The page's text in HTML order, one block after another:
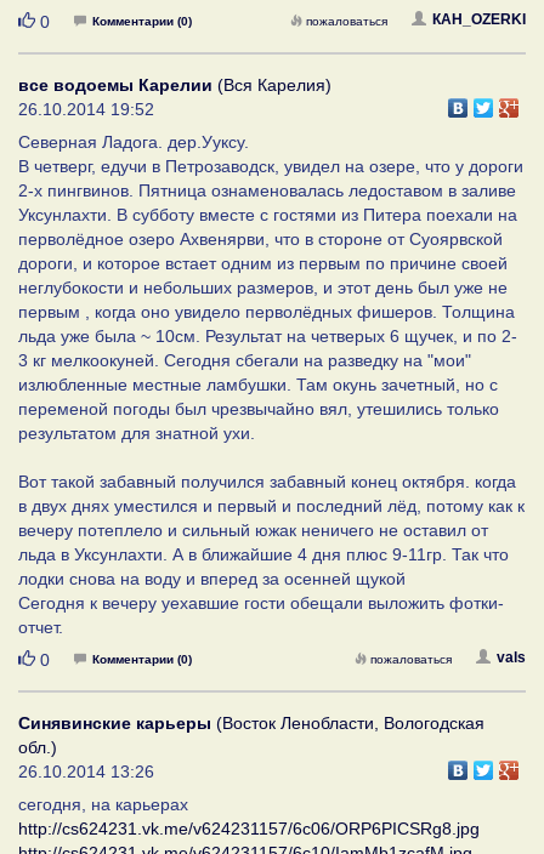
Нравится
0 Комментарии (0) КАH_OZERKI
пожаловаться
все водоемы Карелии (Вся Карелия)
26.10.2014 19:52
Северная Ладога. дер.Ууксу.
В четверг, едучи в Петрозаводск, увидел на озере, что у дороги
2-х пингвинов. Пятница ознаменовалась ледоставом в заливе
Уксунлахти. В субботу вместе с гостями из Питера поехали на
перволёдное озеро Ахвенярви, что в стороне от Суоярвской
дороги, и которое встает одним из первым по причине своей
неглубокости и небольших размеров, и этот день был уже не
первым , когда оно увидело перволёдных фишеров. Толщина
льда уже была ~ 10см. Результат на четверых 6 щучек, и по 2-
3 кг мелкоокуней. Сегодня сбегали на разведку на "мои"
излюбленные местные ламбушки. Там окунь зачетный, но с
переменой погоды был чрезвычайно вял, утешились только
результатом для знатной ухи.
Вот такой забавный получился забавный конец октября. когда
в двух днях уместился и первый и последний лёд, потому как к
вечеру потеплело и сильный южак неничего не оставил от
льда в Уксунлахти. А в ближайшие 4 дня плюс 9-11гр. Так что
лодки снова на воду и вперед за осенней щукой
Сегодня к вечеру уехавшие гости обещали выложить фотки-
отчет.
Нравится
0 Комментарии (0) vals
пожаловаться
Синявинские карьеры (Восток Ленобласти, Вологодская
обл.)
26.10.2014 13:26
сегодня, на карьерах
http://cs624231.vk.me/v624231157/6c06/ORP6PICSRg8.jpg